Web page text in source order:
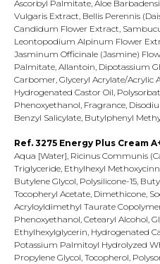
Ascorbyl Palmitate, Aloe
Vulgaris Extract, Bellis Perennis
Candidum Flower Extract,
Leontopodium Alpinum Flower
Jasminum Officinale (Jasmine)
Palmitate, Allantoin, Dipotassium
Carbomer, Glyceryl Acrylate/Acrylic
Hydrogenated Castor Oil,
Phenoxyethanol, Fragrance,
Benzyl Salicylate, Butylphenyl
Ref. 3275 Energy Plus Cream
Aqua [Water], Ricinus Communis
Triglyceride, Ethylhexyl
Butylene Glycol, Polysilicone-15,
Tocopheryl Acetate, Dimethicone,
Acryloyldimethyl Taurate
Phenoxyethanol, Cetearyl Alcohol,
Ethylhexylglycerin, Hydrogenated
Potassium Palmitoyl Hydrolyzed
Propylene Glycol, Tocopherol,